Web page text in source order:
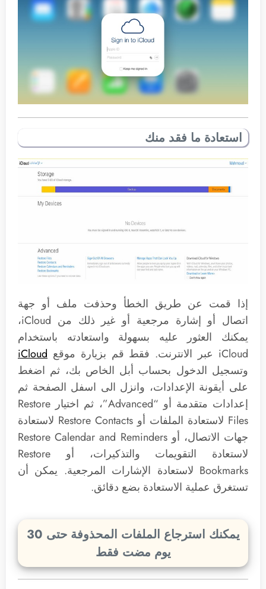
استعادة ما فقد منك
إذا قمت عن طريق الخطأ وحذفت ملف أو جهة
اتصال أو إشارة مرجعية أو غير ذلك من iCloud،
يمكنك العثور عليه بسهولة واستعادته باستخدام
iCloud عبر الانترنت. فقط قم بزيارة موقع
iCloud
وتسجيل الدخول بحساب أبل الخاص بك، ثم اضغط
على أيقونة الإعدادات، وانزل الى اسفل الصفحة ثم
إعدادات متقدمة أو “Advanced”، ثم اختيار Restore
Files لاستعادة الملفات أو Restore Contacts لاستعادة
جهات الاتصال، أو Restore Calendar and Reminders
لاستعادة التقويمات والتذكيرات، أو Restore
Bookmarks لاستعادة الإشارات المرجعية. يمكن أن
تستغرق عملية الاستعادة بضع دقائق.
يمكنك استرجاع الملفات المحذوفة حتى 30
يوم مضت فقط